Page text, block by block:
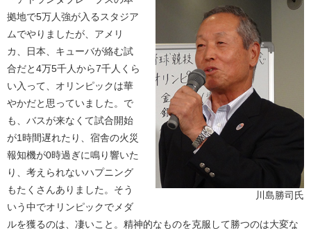
川島勝司氏
拠地で5万人強が入るスタジア
ムでやりましたが、アメリ
カ、日本、キューバが絡む試
合だと4万5千人から7千人くら
い入って、オリンピックは華
やかだと思っていました。で
も、バスが来なくて試合開始
が1時間遅れたり、宿舎の火災
報知機が0時過ぎに鳴り響いた
り、考えられないハプニング
もたくさんありました。そう
いう中でオリンピックでメダ
ルを獲るのは、凄いこと。精神的なものを克服して勝つのは大変な